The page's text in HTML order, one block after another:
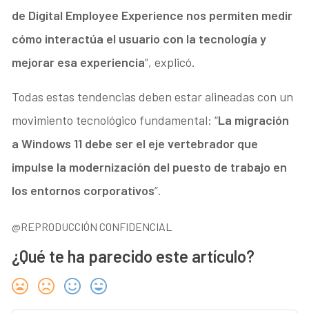
de Digital Employee Experience nos permiten medir
cómo interactúa el usuario con la tecnología y
mejorar esa experiencia”, explicó.
Todas estas tendencias deben estar alineadas con un
movimiento tecnológico fundamental: “La migración
a Windows 11 debe ser el eje vertebrador que
impulse la modernización del puesto de trabajo en
los entornos corporativos”.
@REPRODUCCIÓN CONFIDENCIAL
¿Qué te ha parecido este artículo?